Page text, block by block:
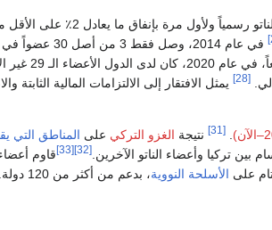
ولأول مرة بإنفاق ما يعادل 2٪ على الأقل من
في عام 2014،
بحلول عام
[28]
يمثل الافتقار إلى الالتزامات المالية
[31] نتيجة الغزو التركي على المناطق التي
بين تركيا وأعضاء الناتو الآخرين. [32]
[33] قاوم أعضاء
على الأسلحة النووية، بدعم من أكثر من 120 دولة.